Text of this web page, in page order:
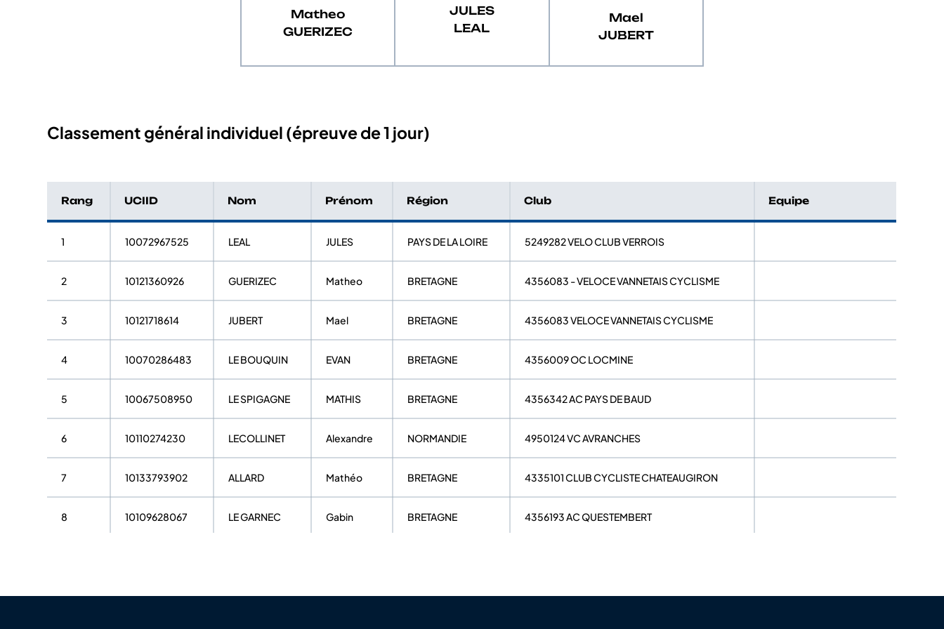
JULES
LEAL
Matheo
GUERIZEC
Mael
JUBERT
Classement général individuel (épreuve de 1 jour)
Rang UCIID Nom Prénom Région Club Equipe
1 10072967525 LEAL JULES PAYS DE LA LOIRE 5249282 VELO CLUB VERROIS
2 10121360926 GUERIZEC Matheo BRETAGNE 4356083 - VELOCE VANNETAIS CYCLISME
3 10121718614 JUBERT Mael BRETAGNE 4356083 VELOCE VANNETAIS CYCLISME
4 10070286483 LE BOUQUIN EVAN BRETAGNE 4356009 OC LOCMINE
5 10067508950 LE SPIGAGNE MATHIS BRETAGNE 4356342 AC PAYS DE BAUD
6 10110274230 LECOLLINET Alexandre NORMANDIE 4950124 VC AVRANCHES
7 10133793902 ALLARD Mathéo BRETAGNE 4335101 CLUB CYCLISTE CHATEAUGIRON
8 10109628067 LE GARNEC Gabin BRETAGNE 4356193 AC QUESTEMBERT
10 10067528350 AUDIC MAHO BRETAGNE 4335040 REDON OC